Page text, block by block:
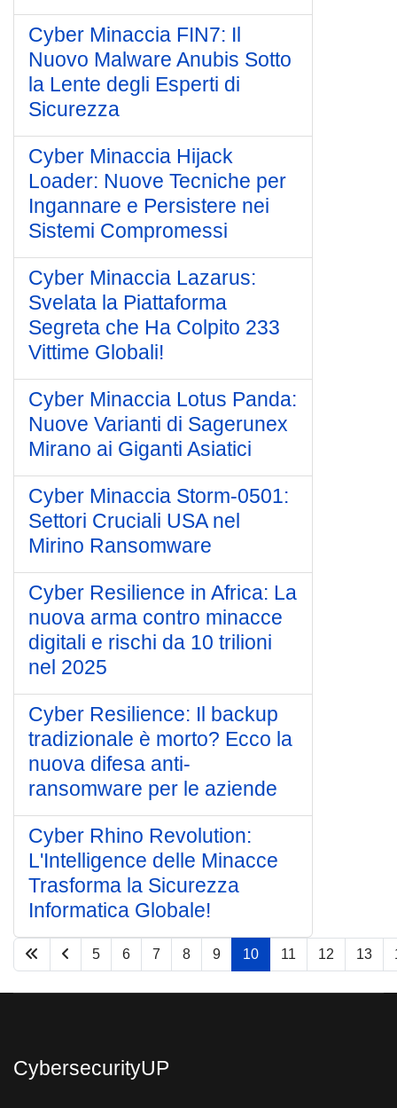
Cyber Minaccia FIN7: Il
Nuovo Malware Anubis Sotto
la Lente degli Esperti di
Sicurezza
Cyber Minaccia Hijack
Loader: Nuove Tecniche per
Ingannare e Persistere nei
Sistemi Compromessi
Cyber Minaccia Lazarus:
Svelata la Piattaforma
Segreta che Ha Colpito 233
Vittime Globali!
Cyber Minaccia Lotus Panda:
Nuove Varianti di Sagerunex
Mirano ai Giganti Asiatici
Cyber Minaccia Storm-0501:
Settori Cruciali USA nel
Mirino Ransomware
Cyber Resilience in Africa: La
nuova arma contro minacce
digitali e rischi da 10 trilioni
nel 2025
Cyber Resilience: Il backup
tradizionale è morto? Ecco la
nuova difesa anti-
ransomware per le aziende
Cyber Rhino Revolution:
L'Intelligence delle Minacce
Trasforma la Sicurezza
Informatica Globale!
Pagina 10 di 33
5 6 7 8 9 10 11 12 13
CybersecurityUP